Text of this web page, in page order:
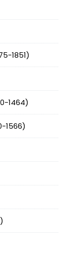
1851)
1464)
1566)